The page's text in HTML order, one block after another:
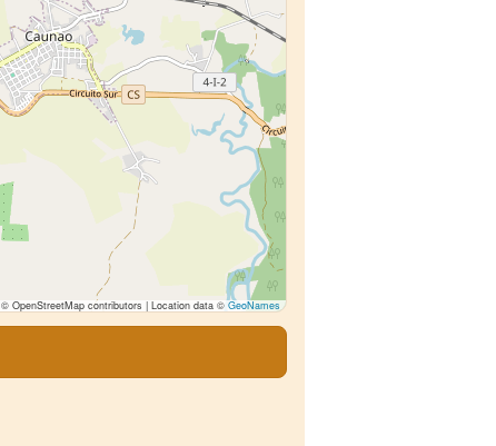
© OpenStreetMap contributors | Location data ©GeoNames